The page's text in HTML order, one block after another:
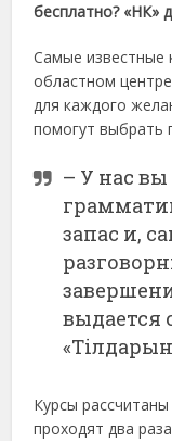
бесплатно? «НК»
Самые известные
областном
для каждого
помогут выбрать
– У нас
запас и,
выдается
Курсы
проходят два